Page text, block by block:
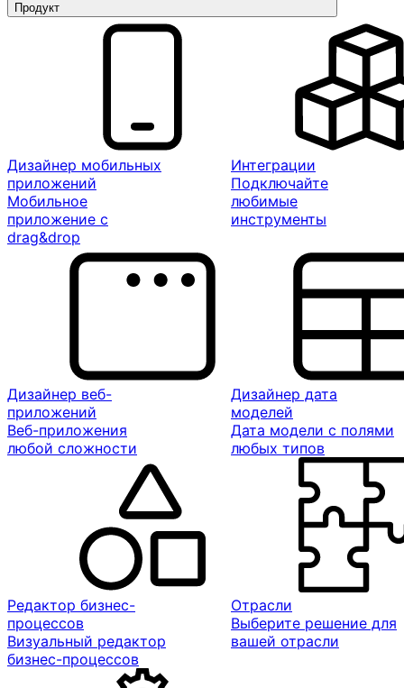
Продукт
Дизайнер мобильных
приложений
Мобильное
приложение с
drag&drop
Интеграции
Подключайте
любимые
инструменты
Дизайнер веб-
приложений
Веб-приложения
любой сложности
Дизайнер дата
моделей
Дата модели с полями
любых типов
Редактор бизнес-
процессов
Визуальный редактор
бизнес-процессов
Отрасли
Выберите решение для
вашей отрасли